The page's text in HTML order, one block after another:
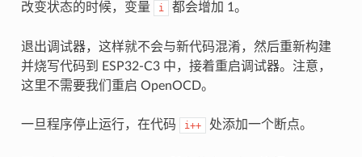
改变状态的时候，变量
i 都会增加 1。
退出调试器，这样就不会与新代码混淆，然后重新构建
并烧写代码到 ESP32-C3 中，接着重启调试器。注意，
这里不需要我们重启 OpenOCD。
一旦程序停止运行，在代码 i++ 处添加一个断点。